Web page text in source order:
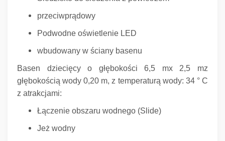
przeciwprądowy
Podwodne oświetlenie LED
wbudowany w ściany basenu
Basen dziecięcy o głębokości 6,5 mx 2,5 mz
głębokością wody 0,20 m, z temperaturą wody: 34 ° C
z atrakcjami:
Łączenie obszaru wodnego (Slide)
Jeż wodny